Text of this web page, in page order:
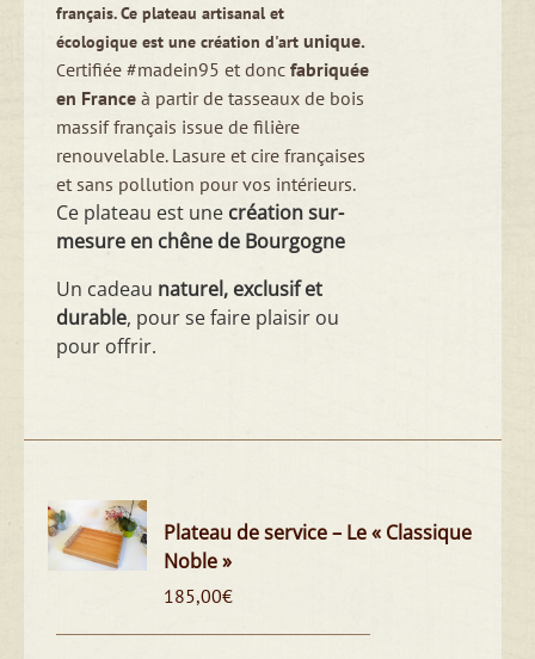
français. Ce plateau artisanal et
écologique est une création d'artunique.
Certifiée #madein95 et doncfabriquée
en France à partir de tasseaux de bois
massif français issue de filière
renouvelable. Lasure et cire françaises
et sans pollution pour vos intérieurs.
Ce plateau est une création sur-
mesure en chêne de Bourgogne
Un cadeau naturel, exclusif et
durable, pour se faire plaisir ou
pour offrir.
Plateau de service – Le « Classique
Noble »
185,00€